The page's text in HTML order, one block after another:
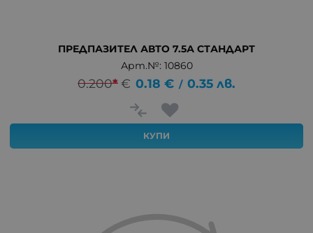
ПРЕДПАЗИТЕЛ АВТО 7.5А СТАНДАРТ
Арт.№: 10860
0.200*€ 0.18 € / 0.35 лв.
КУПИ